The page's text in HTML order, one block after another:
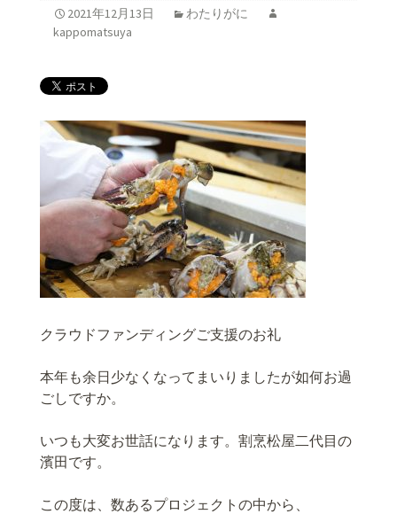
2021年12月13日
わたりがに
kappomatsuya
クラウドファンディングご支援のお礼
本年も余日少なくなってまいりましたが如何お過
ごしですか。
いつも大変お世話になります。割烹松屋二代目の
濱田です。
この度は、数あるプロジェクトの中から、